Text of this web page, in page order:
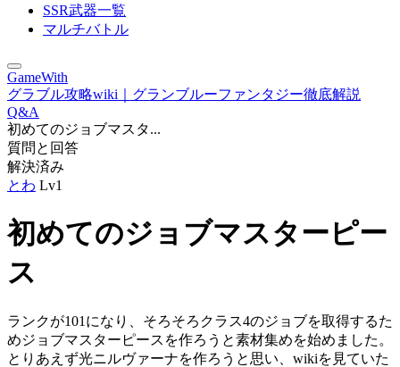
SSR武器一覧
マルチバトル
GameWith
グラブル攻略wiki｜グランブルーファンタジー徹底解説
Q&A
初めてのジョブマスタ...
質問と回答
解決済み
とわ Lv1
初めてのジョブマスターピー
ス
ランクが101になり、そろそろクラス4のジョブを取得するた
めジョブマスターピースを作ろうと素材集めを始めました。
とりあえず光ニルヴァーナを作ろうと思い、wikiを見ていた